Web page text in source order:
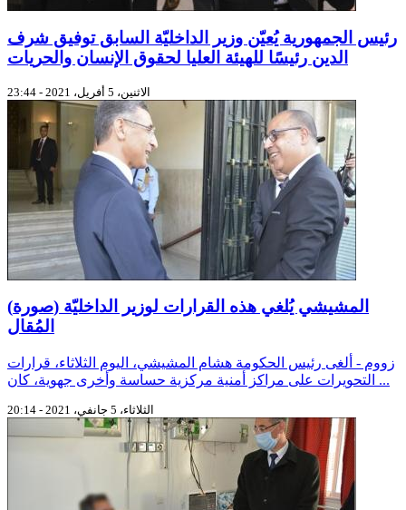
رئيس الجمهورية يُعيّن وزير الداخليّة السابق توفيق شرف
الدين رئيسًا للهيئة العليا لحقوق الإنسان والحريات
الاثنين، 5 أفريل، 2021 - 23:44
(صورة) المشيشي يُلغي هذه القرارات لوزير الداخليّة
المُقال
زووم - ألغى رئيس الحكومة هشام المشيشي، اليوم الثلاثاء، قرارات
التحويرات على مراكز أمنية مركزية حساسة وأخرى جهوية، كان ...
الثلاثاء، 5 جانفي، 2021 - 20:14